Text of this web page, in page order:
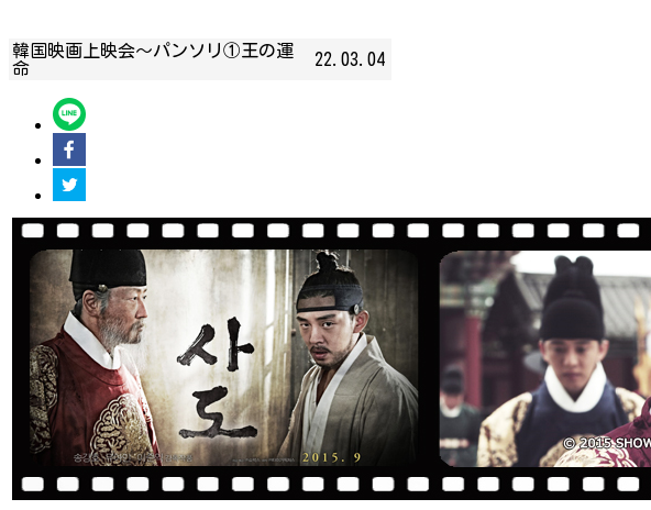
韓国映画上映会〜パンソリ①王の運
命
22.03.04